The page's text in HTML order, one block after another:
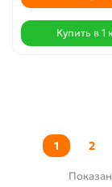
Купить в 1
1 2